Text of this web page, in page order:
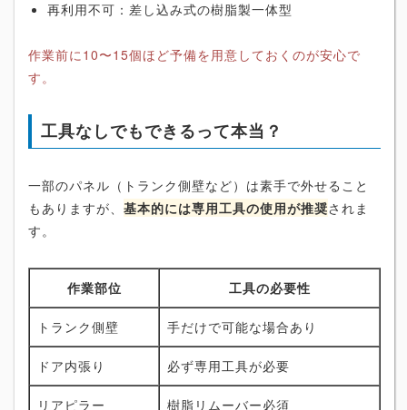
再利用不可：差し込み式の樹脂製一体型
作業前に10〜15個ほど予備を用意しておくのが安心で
す。
工具なしでもできるって本当？
一部のパネル（トランク側壁など）は素手で外せること
もありますが、 基本的には専用工具の使用が推奨されま
す。
作業部位 工具の必要性
トランク側壁 手だけで可能な場合あり
ドア内張り 必ず専用工具が必要
リアピラー 樹脂リムーバー必須